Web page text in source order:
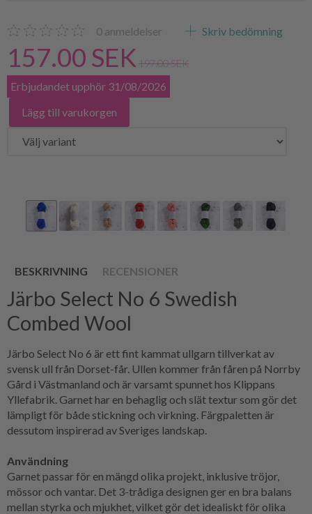
0 anmeldelser Skriv bedömning
157.00 SEK 197.00 SEK
Erbjudandet upphör 31/08/2026
Lägg till varukorgen
BESKRIVNING RECENSIONER
Järbo Select No 6 Swedish
Combed Wool
Järbo Select No 6 är ett fint kammat ullgarn tillverkat av
svensk ull från Dorset-får. Ullen kommer från fåren på Norrby
Gård i Västmanland och är varsamt spunnet hos Klippans
Yllefabrik. Garnet har en behaglig och slät textur som gör det
lämpligt för både stickning och virkning. Färgpaletten är
dessutom inspirerad av Sveriges landskap.
Användning
Garnet passar för en mängd olika projekt, inklusive tröjor,
mössor och vantar. Det 3-trådiga designen ger en bra balans
mellan styrka och mjukhet, vilket gör det idealiskt för olika